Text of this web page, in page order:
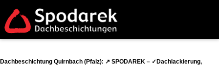
Dachbeschichtung Quirnbach (Pfalz): ↗️ SPODAREK – ✓Dachlackierung,